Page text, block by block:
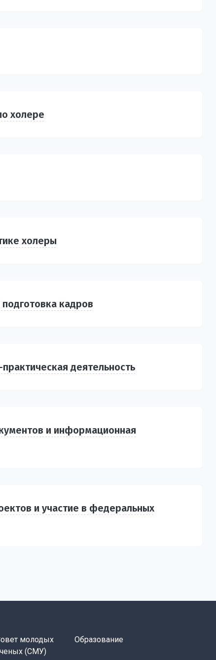
холере
холеры
кадров
деятельность
и информационная
и участие в федеральных
молодых
(СМУ)
Образование